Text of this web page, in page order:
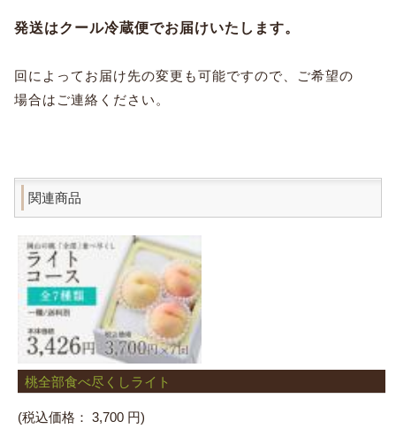
発送はクール冷蔵便でお届けいたします。
回によってお届け先の変更も可能ですので、ご希望の
場合はご連絡ください。
関連商品
桃全部食べ尽くしライト
(税込価格： 3,700 円)